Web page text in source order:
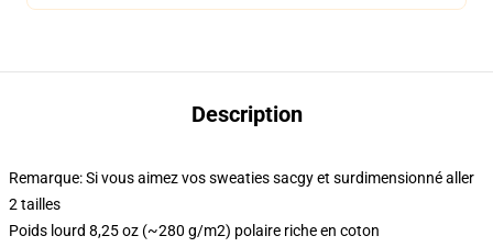
Description
Remarque: Si vous aimez vos sweaties sacgy et surdimensionné aller
2 tailles
Poids lourd 8,25 oz (~280 g/m2) polaire riche en coton